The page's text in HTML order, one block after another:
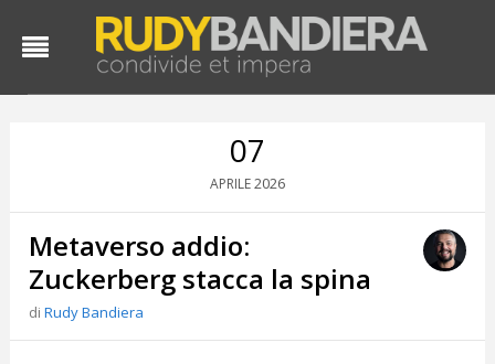
07
APRILE2026
Metaverso addio:
Zuckerberg stacca la spina
diRudy Bandiera